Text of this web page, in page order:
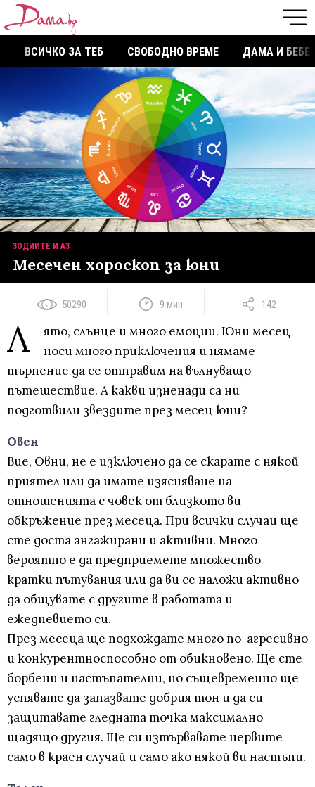
ВСИЧКО ЗА ТЕБ СВОБОДНО ВРЕМЕ ДАМА И БЕБЕ
ЗОДИИТЕ И АЗ
Месечен хороскоп за юни
50290 9 мин 142
Л
ято, слънце и много емоции. Юни месец
носи много приключения и нямаме
търпение да се отправим на вълнуващо
пътешествие. А какви изненади са ни
подготвили звездите през месец юни?
Овен
Вие, Овни, не е изключено да се скарате с някой
приятел или да имате изясняване на
отношенията с човек от близкото ви
обкръжение през месеца. При всички случаи ще
сте доста ангажирани и активни. Много
вероятно е да предприемете множество
кратки пътувания или да ви се наложи активно
да общувате с другите в работата и
ежедневието си.
През месеца ще подхождате много по-агресивно
и конкурентноспособно от обикновено. Ще сте
борбени и настъпателни, но същевременно ще
успявате да запазвате добрия тон и да си
защитавате гледната точка максимално
щадящо другия. Ще си изтървавате нервите
само в краен случай и само ако някой ви настъпи.